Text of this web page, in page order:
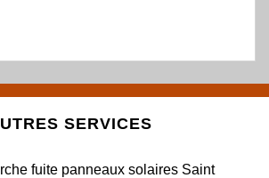
SERVICES
fuite panneaux solaires Saint